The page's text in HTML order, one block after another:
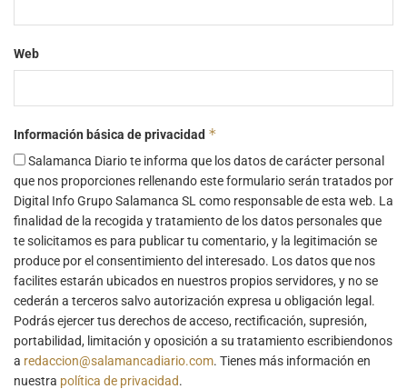
Web
Información básica de privacidad *
Salamanca Diario te informa que los datos de carácter personal
que nos proporciones rellenando este formulario serán tratados por
Digital Info Grupo Salamanca SL como responsable de esta web. La
finalidad de la recogida y tratamiento de los datos personales que
te solicitamos es para publicar tu comentario, y la legitimación se
produce por el consentimiento del interesado. Los datos que nos
facilites estarán ubicados en nuestros propios servidores, y no se
cederán a terceros salvo autorización expresa u obligación legal.
Podrás ejercer tus derechos de acceso, rectificación, supresión,
portabilidad, limitación y oposición a su tratamiento escribiendonos
a redaccion@salamancadiario.com. Tienes más información en
nuestra política de privacidad.